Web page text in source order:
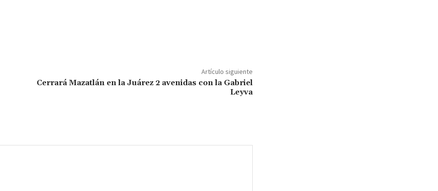
Artículo siguiente
Cerrará Mazatlán en la Juárez 2 avenidas con la Gabriel
Leyva